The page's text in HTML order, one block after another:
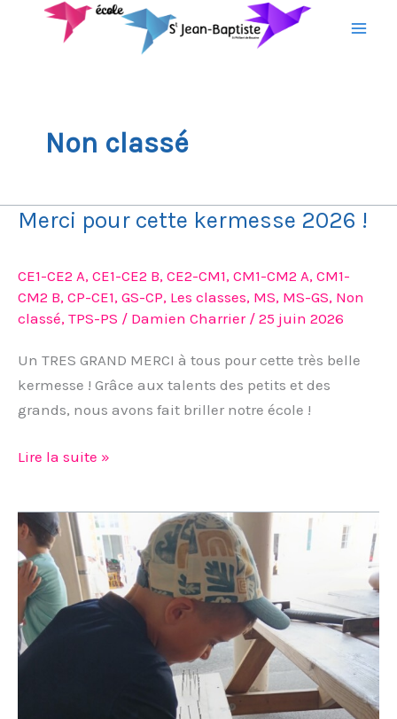
Non classé
Merci pour cette kermesse 2026 !
CE1-CE2 A, CE1-CE2 B, CE2-CM1, CM1-CM2 A, CM1-
CM2 B, CP-CE1, GS-CP, Les classes, MS, MS-GS, Non
classé, TPS-PS / Damien Charrier / 25 juin 2026
Un TRES GRAND MERCI à tous pour cette très belle
kermesse ! Grâce aux talents des petits et des
grands, nous avons fait briller notre école !
Merci
kermesse
2026
Lire la suite »
Matinée
du
30
mai
en
CP-